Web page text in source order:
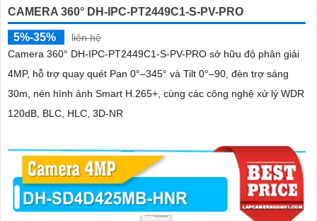
CAMERA 360° DH-IPC-PT2449C1-S-PV-PRO
5%-35%
liên hệ
Camera 360° DH-IPC-PT2449C1-S-PV-PRO sở hữu độ phân giải
4MP, hỗ trợ quay quét Pan 0°–345° và Tilt 0°–90, đèn trợ sáng
30m, nén hình ảnh Smart H.265+, cùng các công nghệ xử lý WDR
120dB, BLC, HLC, 3D-NR